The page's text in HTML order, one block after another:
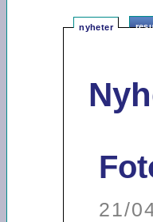
nyheter
21/